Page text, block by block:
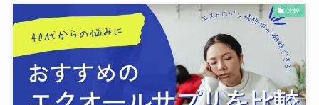
比較